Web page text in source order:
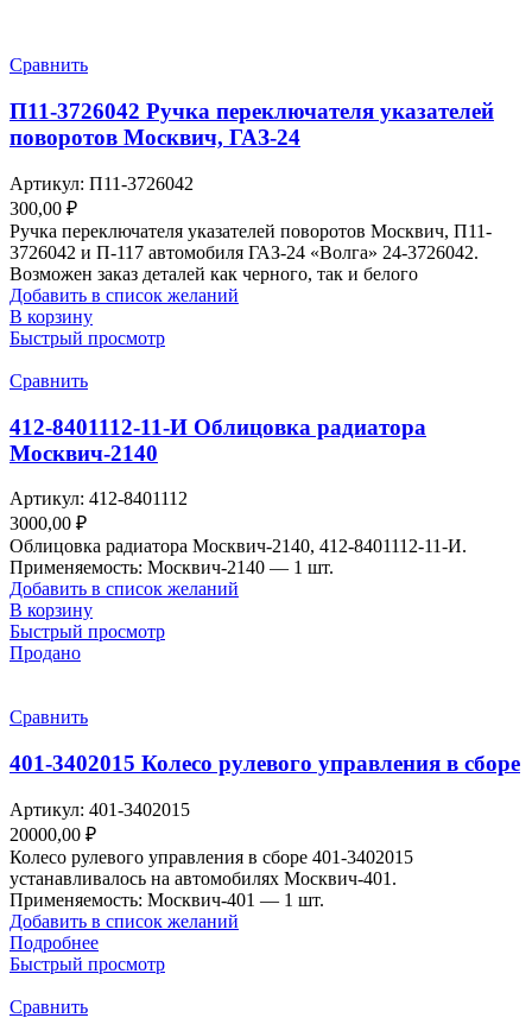
Сравнить
П11-3726042 Ручка переключателя указателей
поворотов Москвич, ГАЗ-24
Артикул: П11-3726042
300,00 ₽
Ручка переключателя указателей поворотов Москвич, П11-
3726042 и П-117 автомобиля ГАЗ-24 «Волга» 24-3726042.
Возможен заказ деталей как черного, так и белого
Добавить в список желаний
В корзину
Быстрый просмотр
Сравнить
412-8401112-11-И Облицовка радиатора
Москвич-2140
Артикул: 412-8401112
3000,00 ₽
Облицовка радиатора Москвич-2140, 412-8401112-11-И.
Применяемость: Москвич-2140 — 1 шт.
Добавить в список желаний
В корзину
Быстрый просмотр
Продано
Сравнить
401-3402015 Колесо рулевого управления в сборе
Артикул: 401-3402015
20000,00 ₽
Колесо рулевого управления в сборе 401-3402015
устанавливалось на автомобилях Москвич-401.
Применяемость: Москвич-401 — 1 шт.
Добавить в список желаний
Подробнее
Быстрый просмотр
Сравнить